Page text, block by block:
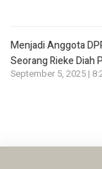
Menjadi Anggota
Seorang Rieke Diah
September 5, 2025 |